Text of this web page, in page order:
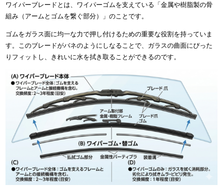
ワイパーブレードとは、ワイパーゴムを支えている「金属や樹脂製の骨
組み（アームとゴムを繋ぐ部分）」のことです。
ゴムをガラス面に均一な力で押し付けるための重要な役割を持っていま
す。このブレードがバネのようにしなることで、ガラスの曲面にぴった
りフィットし、きれいに水を拭き取ることができるのです。